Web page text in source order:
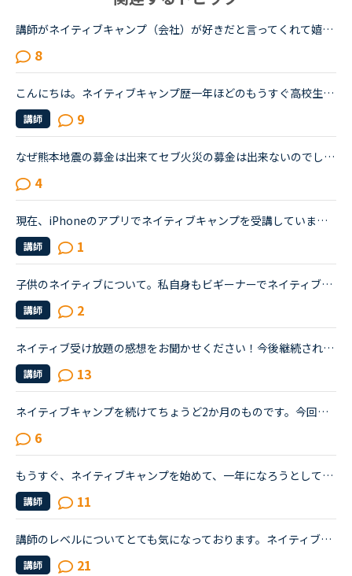
講師がネイティブキャンプ（会社）が好きだと言ってくれて嬉しかったです。ネイティブキャンプに入会してから５ケ月の間お世話になっている大好きな講師が言うにはネイティブキャンプはこれまで働いたESL（第二言...
8
こんにちは。ネイティブキャンプ歴一年ほどのもうすぐ高校生になるものです。私は英語が得意でネイティブキャンプと英語塾に通っています。しかしその塾では大量の宿題が出され、かなり高レベルな教材(今はローマ...
講師 9
なぜ熊本地震の募金は出来てセブ火災の募金は出来ないのでしょうか？以前別の方が立てたトピックで <a href="https://nativecamp.net/user/message-board/detail/842" target="_blank">https://nativecamp.net/user/message-board/detail/842</a> セブの火災について <a href="http://www.sunstar.com.ph/cebu/loca..." target="_blank">http://www.sunstar.com.ph/cebu/loca...</a>
4
現在、iPhoneのアプリでネイティブキャンプを受講しています。今後タブレットを購入予定です。kindlefireHDなら海外ドラマも格安で観れるし、いいな〜と思っていますが……そもそもkindleでネイティブキャンプは受...
講師 1
子供のネイティブについて。私自身もビギーナーでネイティブキャンプを始めて半年程なのですが子供にもネイティブキャンプを始めさせたいと思います。子供は4歳ですが英語は話せずハローとマイネームイズくらいし...
講師 2
ネイティブ受け放題の感想をお聞かせください！今後継続されるかどうかとその理由も知りたいです。ネイティブ受け放題良かった、合わなかったなどまたネイティブ講師ならではの良さ、やその反対などみなさまの感...
講師 13
ネイティブキャンプを続けてちょうど2か月のものです。今回久しぶりにTOEICを受けて前回は615点でしたので、ネイティブキャンプを初めて少しは伸びているを期待していたのですが、590点と下がっておりました。や...
6
もうすぐ、ネイティブキャンプを始めて、一年になろうとしています。私は小さい子どもが居て、仕事があるので隙間時間で今まで勉強してきました。ネイティブキャンプに入った当初は、英検4級を持っていてその後、...
講師 11
講師のレベルについてとても気になっております。ネイティブキャンプをはじめて3年です。文法と発音の基礎から始めてきたおかげで、段々と言いたいことを表現でき、先生の話していることもほぼ理解できるようにな...
講師 21